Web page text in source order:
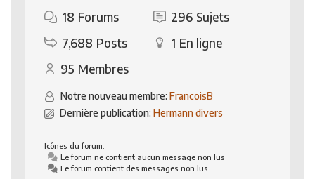
18 Forums 296 Sujets
7,688 Posts 1 En ligne
95 Membres
Notre nouveau membre: FrancoisB
Dernière publication: Hermann divers
Icônes du forum:
Le forum ne contient aucun message non lus
Le forum contient des messages non lus